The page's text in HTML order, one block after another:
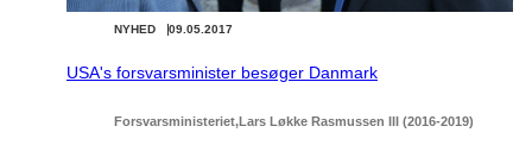
09.05.2017
NYHED
USA's forsvarsminister besøger Danmark
Forsvarsministeriet Lars Løkke Rasmussen III (2016-2019)